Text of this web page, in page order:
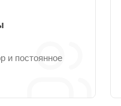
и постоянное